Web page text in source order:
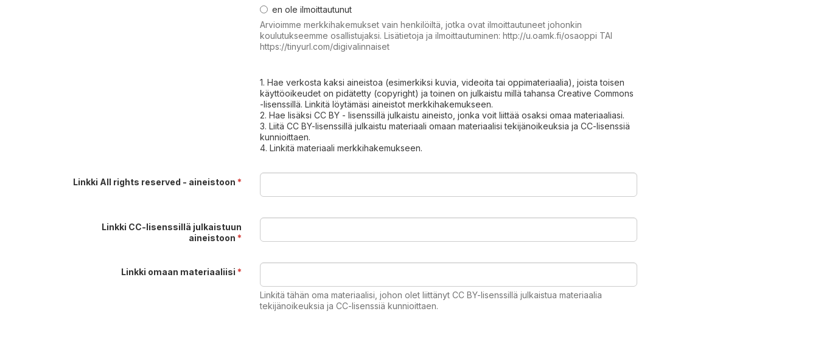
en ole ilmoittautunut
Arvioimme merkkihakemukset vain henkilöiltä, jotka ovat ilmoittautuneet johonkin
koulutukseemme osallistujaksi. Lisätietoja ja ilmoittautuminen: http://u.oamk.fi/osaoppi TAI
https://tinyurl.com/digivalinnaiset
1. Hae verkosta kaksi aineistoa (esimerkiksi kuvia, videoita tai oppimateriaalia), joista toisen
käyttöoikeudet on pidätetty (copyright) ja toinen on julkaistu millä tahansa Creative Commons
-lisenssillä. Linkitä löytämäsi aineistot merkkihakemukseen.
2. Hae lisäksi CC BY - lisenssillä julkaistu aineisto, jonka voit liittää osaksi omaa materiaaliasi.
3. Liitä CC BY-lisenssillä julkaistu materiaali omaan materiaalisi tekijänoikeuksia ja CC-lisenssiä
kunnioittaen.
4. Linkitä materiaali merkkihakemukseen.
Linkki All rights reserved - aineistoon *
Linkki CC-lisenssillä julkaistuun
aineistoon *
Linkki omaan materiaaliisi *
Linkitä tähän oma materiaalisi, johon olet liittänyt CC BY-lisenssillä julkaistua materiaalia
tekijänoikeuksia ja CC-lisenssiä kunnioittaen.